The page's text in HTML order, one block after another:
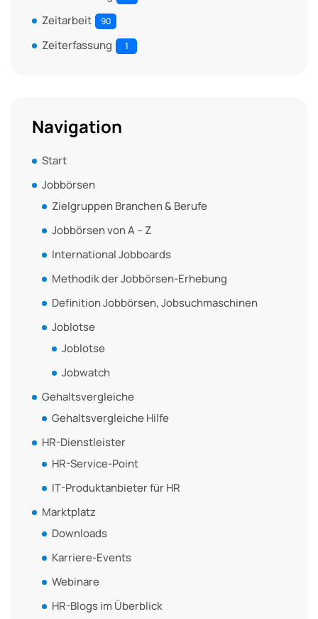
Zeitarbeit 90
Zeiterfassung 1
Navigation
Start
Jobbörsen
Zielgruppen Branchen & Berufe
Jobbörsen von A – Z
International Jobboards
Methodik der Jobbörsen-Erhebung
Definition Jobbörsen, Jobsuchmaschinen
Joblotse
Joblotse
Jobwatch
Gehaltsvergleiche
Gehaltsvergleiche Hilfe
HR-Dienstleister
HR-Service-Point
IT-Produktanbieter für HR
Marktplatz
Downloads
Karriere-Events
Webinare
HR-Blogs im Überblick